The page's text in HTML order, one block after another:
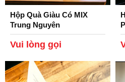
Hộp Quà Giàu Có MIX
Trung Nguyên
Vui lòng gọi